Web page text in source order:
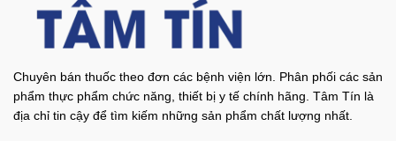
Chuyên bán thuốc theo đơn các bệnh viện lớn. Phân phối các sản
phẩm thực phẩm chức năng, thiết bị y tế chính hãng. Tâm Tín là
địa chỉ tin cậy để tìm kiếm những sản phẩm chất lượng nhất.